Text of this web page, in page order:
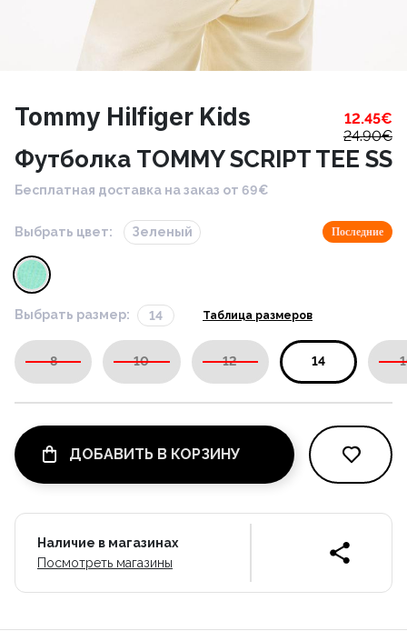
Tommy Hilfiger Kids 12.45€
24.90€
Футболка TOMMY SCRIPT TEE SS
Бесплатная доставка на заказ от 69€
Выбрать цвет: Зеленый Последние
Выбрать размер: 14 Таблица размеров
8 10 12 14
ДОБАВИТЬ В КОРЗИНУ
Наличие в магазинах
Посмотреть магазины